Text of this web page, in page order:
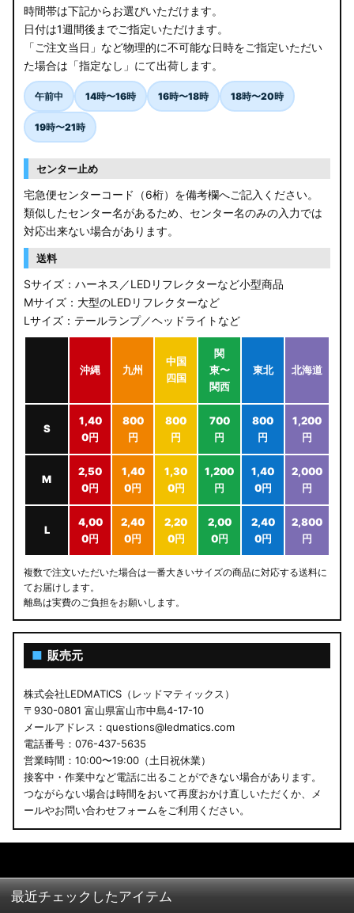
時間帯は下記からお選びいただけます。
日付は1週間後までご指定いただけます。
「ご注文当日」など物理的に不可能な日時をご指定いただい
た場合は「指定なし」にて出荷します。
午前中 14時〜16時 16時〜18時 18時〜20時
19時〜21時
センター止め
宅急便センターコード（6桁）を備考欄へご記入ください。
類似したセンター名があるため、センター名のみの入力では
対応出来ない場合があります。
送料
Sサイズ：ハーネス／LEDリフレクターなど小型商品
Mサイズ：大型のLEDリフレクターなど
Lサイズ：テールランプ／ヘッドライトなど
沖縄 九州
中国
四国
関
東〜
関西
東北 北海道
S
1,40
0円
800
円
800
円
700
円
800
円
1,200
円
M
2,50
0円
1,40
0円
1,30
0円
1,200
円
1,40
0円
2,000
円
L
4,00
0円
2,40
0円
2,20
0円
2,00
0円
2,40
0円
2,800
円
複数で注文いただいた場合は一番大きいサイズの商品に対応する送料に
てお届けします。
離島は実費のご負担をお願いします。
■ 販売元
株式会社LEDMATICS（レッドマティックス）
〒930-0801 富山県富山市中島4-17-10
メールアドレス：questions@ledmatics.com
電話番号：076-437-5635
営業時間：10:00〜19:00（土日祝休業）
接客中・作業中など電話に出ることができない場合があります。
つながらない場合は時間をおいて再度おかけ直しいただくか、メ
ールやお問い合わせフォームをご利用ください。
最近チェックしたアイテム